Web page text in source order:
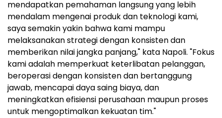
mendapatkan pemahaman langsung yang lebih
mendalam mengenai produk dan teknologi kami,
saya semakin yakin bahwa kami mampu
melaksanakan strategi dengan konsisten dan
memberikan nilai jangka panjang," kata Napoli. "Fokus
kami adalah memperkuat keterlibatan pelanggan,
beroperasi dengan konsisten dan bertanggung
jawab, mencapai daya saing biaya, dan
meningkatkan efisiensi perusahaan maupun proses
untuk mengoptimalkan kekuatan tim."